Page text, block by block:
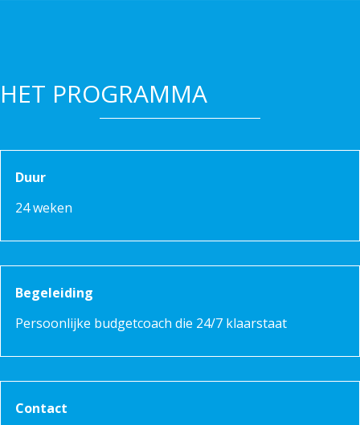
HET PROGRAMMA
Duur
24 weken
Begeleiding
Persoonlijke budgetcoach die 24/7 klaarstaat
Contact